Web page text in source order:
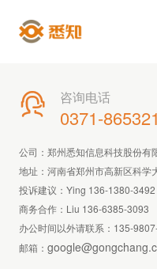
 咨询电话
0371-
公司：郑州悉知信息科技股份有
地址：河南省郑州市高新区科学
投诉建议：Ying 136-1380-3492
商务合作：Liu 136-6385-3093
办公时间以外请联系： 135-
邮箱：